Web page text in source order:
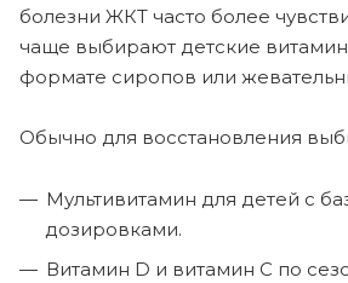
болезни ЖКТ часто более
чаще выбирают детские
формате сиропов или
Обычно для восстановления
Мультивитамин для детей с
дозировками.
Витамин D и витамин C по